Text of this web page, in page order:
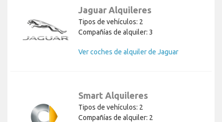
Jaguar Alquileres
Tipos de vehículos: 2
Compañías de alquiler: 3
Ver coches de alquiler de Jaguar
Smart Alquileres
Tipos de vehículos: 2
Compañías de alquiler: 2